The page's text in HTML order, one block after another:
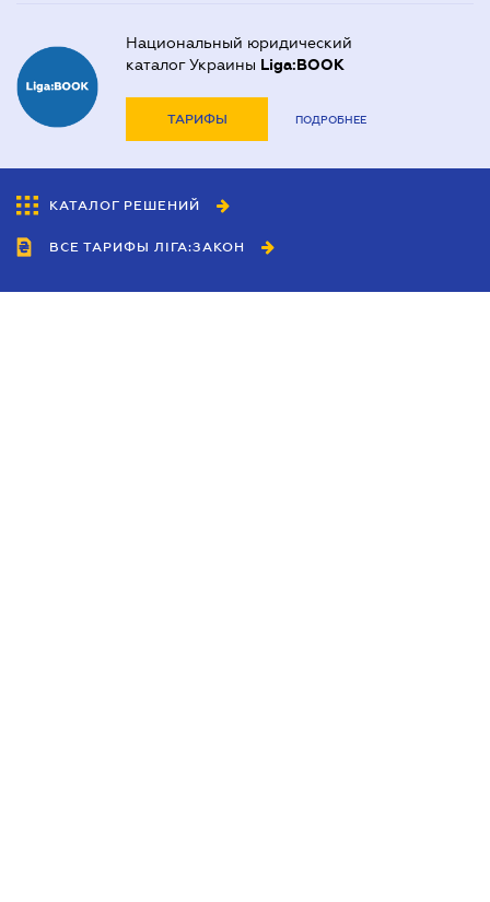
Национальный юридический
каталог Украины Liga:BOOK
ТАРИФЫ ПОДРОБНЕЕ
КАТАЛОГ РЕШЕНИЙ
ВСЕ ТАРИФЫ ЛІГА:ЗАКОН